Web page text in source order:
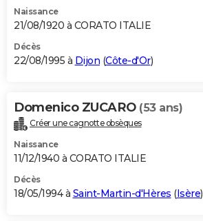
Naissance
21/08/1920 à CORATO ITALIE
Décès
22/08/1995 à Dijon (Côte-d'Or)
Domenico ZUCARO (53 ans)
Créer une cagnotte obsèques
Naissance
11/12/1940 à CORATO ITALIE
Décès
18/05/1994 à Saint-Martin-d'Hères (Isère)